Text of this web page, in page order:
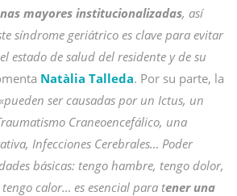
mayores institucionalizadas, así
síndrome geriátrico es clave para evitar
estado de salud del residente y de su
Natàlia Talleda. Por su parte, la
«pueden ser causadas por un Ictus, un
Craneoencefálico, una
Infecciones Cerebrales… Poder
básicas: tengo hambre, tengo dolor,
calor… es esencial para tener una